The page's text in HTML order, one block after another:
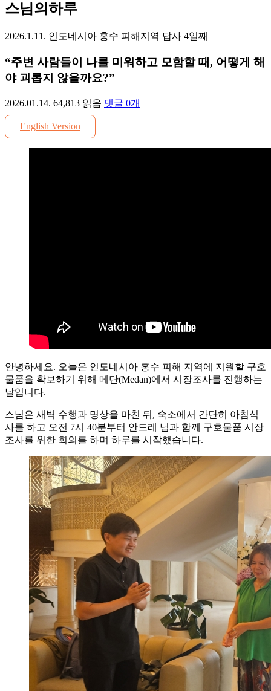
스님의하루
2026.1.11. 인도네시아 홍수 피해지역 답사 4일째
“주변 사람들이 나를 미워하고 모함할 때, 어떻게 해
야 괴롭지 않을까요?”
2026.01.14. 64,813 읽음 댓글 0개
English Version
안녕하세요. 오늘은 인도네시아 홍수 피해 지역에 지원할 구호
물품을 확보하기 위해 메단(Medan)에서 시장조사를 진행하는
날입니다.
스님은 새벽 수행과 명상을 마친 뒤, 숙소에서 간단히 아침식
사를 하고 오전 7시 40분부터 안드레 님과 함께 구호물품 시장
조사를 위한 회의를 하며 하루를 시작했습니다.